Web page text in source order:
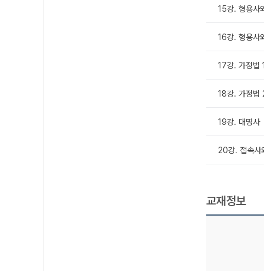
15강. 형용사
16강. 형용사
17강. 가정법
18강. 가정법
19강. 대명사
20강. 접속사
교재정보